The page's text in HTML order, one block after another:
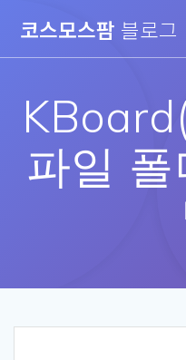
코스모스팜 블로그
파일